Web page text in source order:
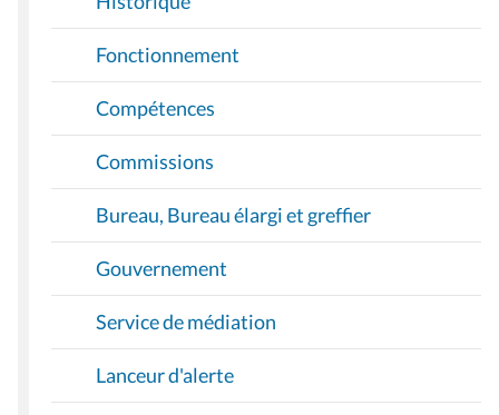
Fonctionnement
Compétences
Commissions
Bureau, Bureau élargi et greffier
Gouvernement
Service de médiation
Lanceur d'alerte